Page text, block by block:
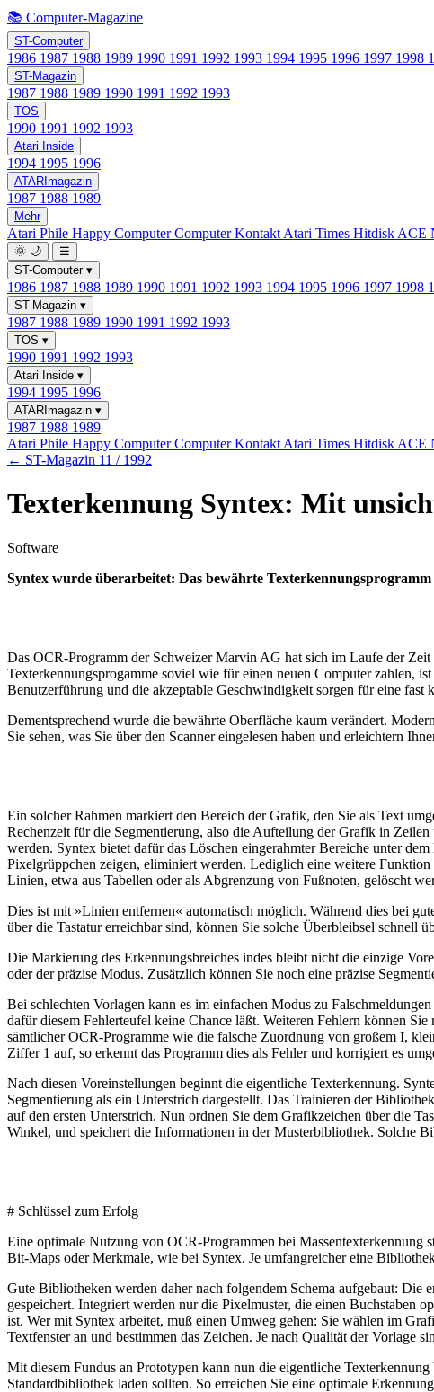
📚 Computer-Magazine
ST-Computer
1986 1987 1988 1989 1990 1991 1992 1993 1994 1995 1996 1997 1998
ST-Magazin
1987 1988 1989 1990 1991 1992 1993
TOS
1990 1991 1992 1993
Atari Inside
1994 1995 1996
ATARImagazin
1987 1988 1989
Mehr
Atari Phile Happy ComputerComputer Kontakt Atari Times Hitdisk ACE
🌞 🌙
☰
ST-Computer ▾
1986 1987 1988 1989 1990 1991 1992 1993 1994 1995 1996 1997 1998
ST-Magazin ▾
1987 1988 1989 1990 1991 1992 1993
TOS ▾
1990 1991 1992 1993
Atari Inside ▾
1994 1995 1996
ATARImagazin ▾
1987 1988 1989
Atari Phile Happy ComputerComputer Kontakt Atari Times Hitdisk ACE
← ST-Magazin 11 / 1992
Texterkennung Syntex: Mit
Software
Syntex wurde überarbeitet: Das bewährte
Das OCR-Programm der Schweizer Marvin AG hat sich im Laufe der Zeit
Texterkennungsprogamme soviel wie für einen neuen Computer zahlen,
Benutzerführung und die akzeptable Geschwindigkeit sorgen für eine fast
Dementsprechend wurde die bewährte Oberfläche kaum verändert.
Sie sehen, was Sie über den Scanner eingelesen haben und erleichtern
Ein solcher Rahmen markiert den Bereich der Grafik, den Sie als Text
Rechenzeit für die Segmentierung, also die Aufteilung der Grafik in
werden. Syntex bietet dafür das Löschen eingerahmter Bereiche unter
Pixelgrüppchen zeigen, eliminiert werden. Lediglich eine weitere
Linien, etwa aus Tabellen oder als Abgrenzung von Fußnoten, gelöscht
Dies ist mit »Linien entfernen« automatisch möglich. Während dies bei
über die Tastatur erreichbar sind, können Sie solche Überbleibsel schnell
Die Markierung des Erkennungsbreiches indes bleibt nicht die einzige
oder der präzise Modus. Zusätzlich können Sie noch eine präzise
Bei schlechten Vorlagen kann es im einfachen Modus zu
dafür diesem Fehlerteufel keine Chance läßt. Weiteren Fehlern können
sämtlicher OCR-Programme wie die falsche Zuordnung von großem I,
Ziffer 1 auf, so erkennt das Programm dies als Fehler und korrigiert es
Nach diesen Voreinstellungen beginnt die eigentliche Texterkennung.
Segmentierung als ein Unterstrich dargestellt. Das Trainieren der
auf den ersten Unterstrich. Nun ordnen Sie dem Grafikzeichen über die
Winkel, und speichert die Informationen in der Musterbibliothek. Solche
# Schlüssel zum Erfolg
Eine optimale Nutzung von OCR-Programmen bei
Bit-Maps oder Merkmale, wie bei Syntex. Je umfangreicher eine
Gute Bibliotheken werden daher nach folgendem Schema aufgebaut:
gespeichert. Integriert werden nur die Pixelmuster, die einen Buchstaben
ist. Wer mit Syntex arbeitet, muß einen Umweg gehen: Sie wählen im
Textfenster an und bestimmen das Zeichen. Je nach Qualität der Vorlage
Mit diesem Fundus an Prototypen kann nun die eigentliche
Standardbibliothek laden sollten. So erreichen Sie eine optimale